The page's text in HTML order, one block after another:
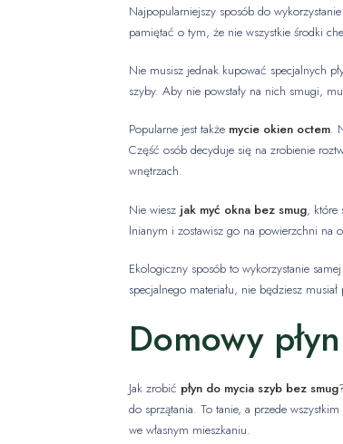
Najpopularniejszy sposób do
pamiętać o tym, że nie wszystkie środki
Nie musisz jednak kupować specjalnych
szyby. Aby nie powstały na nich smugi,
Popularne jest także mycie okien octem.
Część osób decyduje się na zrobienie
wnętrzach.
Nie wiesz jak myć okna bez smug, które
lnianym i zostawisz go na powierzchni na
Ekologiczny sposób to wykorzystanie
specjalnego materiału, nie będziesz
Domowy
Jak zrobić płyn do mycia szyb bez smug
do sprzątania. To tanie, a przede
we własnym mieszkaniu.